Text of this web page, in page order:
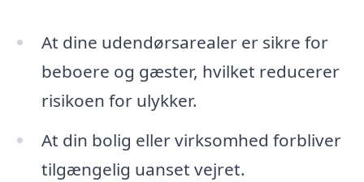
At dine udendørsarealer er sikre for
beboere og gæster, hvilket reducerer
risikoen for ulykker.
At din bolig eller virksomhed forbliver
tilgængelig uanset vejret.